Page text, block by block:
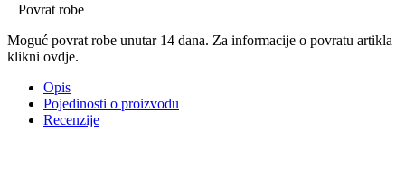
Povrat robe
Moguć povrat robe unutar 14 dana. Za informacije o povratu artikla
klikni ovdje.
Opis
Pojedinosti o proizvodu
Recenzije